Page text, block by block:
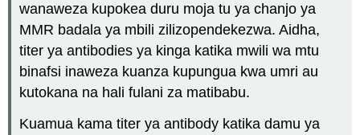
wanaweza kupokea duru moja tu ya chanjo ya
MMR badala ya mbili zilizopendekezwa. Aidha,
titer ya antibodies ya kinga katika mwili wa mtu
binafsi inaweza kuanza kupungua kwa umri au
kutokana na hali fulani za matibabu.
Kuamua kama titer ya antibody katika damu ya